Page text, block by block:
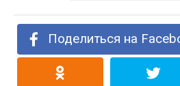
Поделиться на